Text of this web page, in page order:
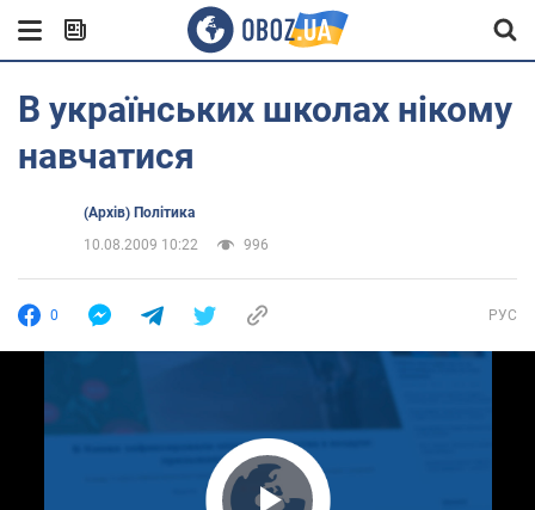
В українських школах нікому
навчатися
(Архів) Політика
10.08.2009 10:22
996
0 РУС